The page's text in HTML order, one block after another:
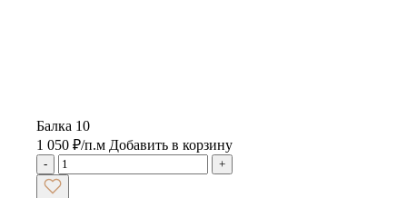
Балка 10
1 050 ₽/п.м Добавить в корзину
- +